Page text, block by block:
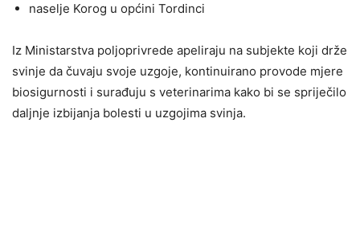
naselje Korog u općini Tordinci
Iz Ministarstva poljoprivrede apeliraju na subjekte koji drže
svinje da čuvaju svoje uzgoje, kontinuirano provode mjere
biosigurnosti i surađuju s veterinarima kako bi se spriječilo
daljnje izbijanja bolesti u uzgojima svinja.